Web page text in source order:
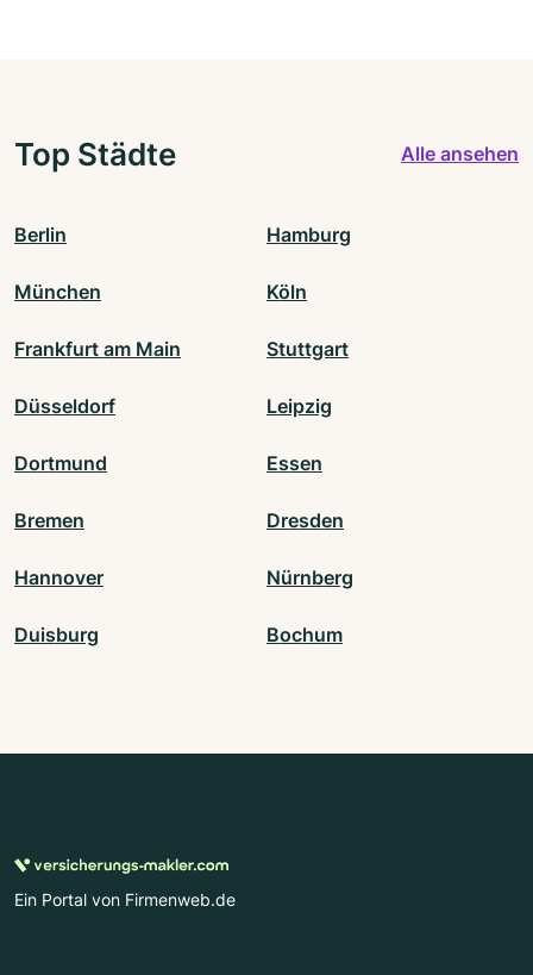
Top Städte Alle ansehen
Berlin Hamburg
München Köln
Frankfurt am Main Stuttgart
Düsseldorf Leipzig
Dortmund Essen
Bremen Dresden
Hannover Nürnberg
Duisburg Bochum
Ein Portal von Firmenweb.de